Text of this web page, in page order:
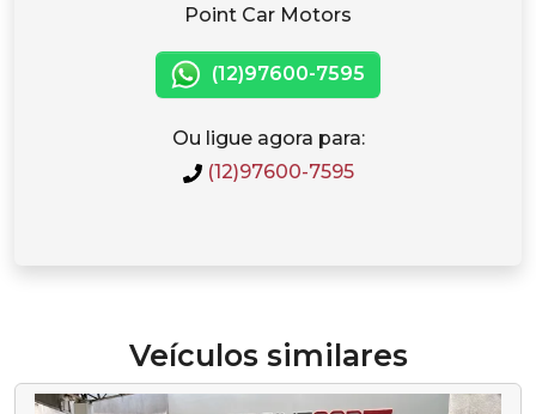
Point Car Motors
(12)97600-7595
Ou ligue agora para:
(12)97600-7595
Veículos similares